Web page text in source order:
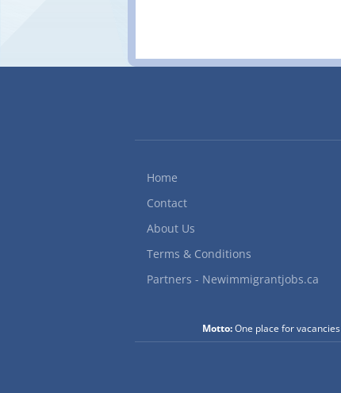
Home
Contact
About Us
Terms & Conditions
Partners - Newimmigrantjobs.ca
Motto:One place for vacancies